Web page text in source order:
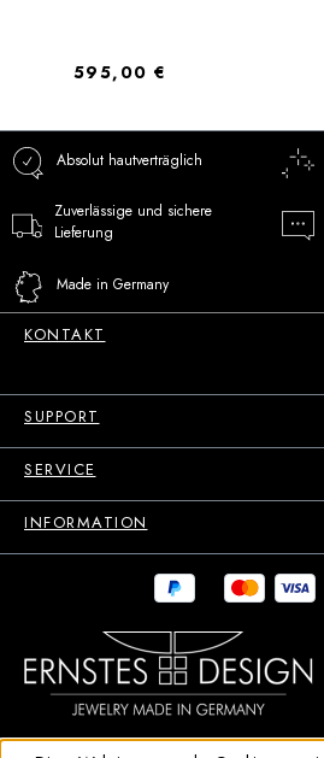
Regulärer Preis:
595,00 €
Absolut hautverträglich
Zuverlässige und sichere
Lieferung
Made in Germany
KONTAKT
SUPPORT
SERVICE
INFORMATION